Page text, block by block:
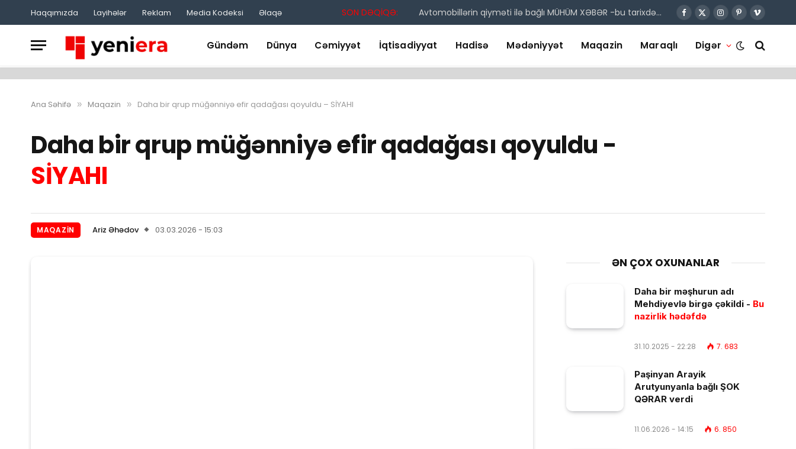
Haqqımızda Layihələr Reklam Media Kodeksi Əlaqə SON DƏQİQƏ: Avtomobillərin qiyməti ilə bağlı MÜHÜM XƏBƏR -bu tarixdə… Facebook
X
Instagram
Pinterest
Vimeo
Gündəm Dünya Cəmiyyət İqtisadiyyat Hadisə Mədəniyyət Maqazin Maraqlı Digər
Ana Səhifə » Maqazin » Daha bir qrup müğənniyə efir qadağası qoyuldu – SİYAHI
Daha bir qrup müğənniyə efir qadağası qoyuldu -
SİYAHI
MAQAZIN Ariz Əhədov 03.03.2026 - 15:03
ƏN ÇOX OXUNANLAR
Daha bir məşhurun adı
Mehdiyevlə birgə çəkildi - Bu
nazirlik hədəfdə
31.10.2025 - 22:28 7. 683
Paşinyan Arayik
Arutyunyanla bağlı ŞOK
QƏRAR verdi
11.06.2026 - 14:15 6. 850